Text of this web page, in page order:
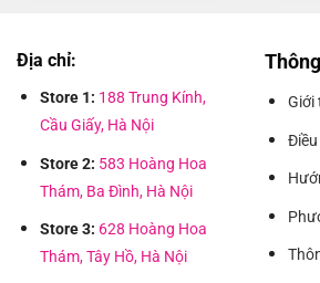
Địa chỉ:
Store 1: 188 Trung Kính,
Cầu Giấy, Hà Nội
Store 2: 583 Hoàng Hoa
Thám, Ba Đình, Hà Nội
Store 3: 628 Hoàng Hoa
Thám, Tây Hồ, Hà Nội
Giới
Điều